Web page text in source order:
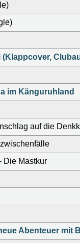
(Klappcover,
im Känguruhland
auf die
Die Mastkur
Abenteuer mit